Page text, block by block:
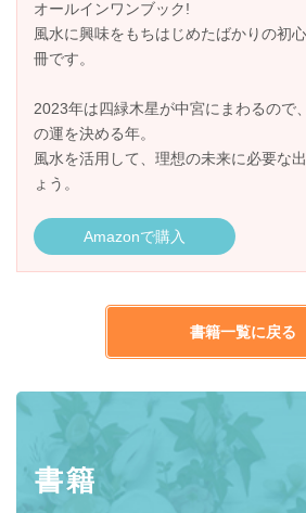
オールインワンブック!
風水に興味をもちはじめたばかりの初
冊です。
2023年は四緑木星が中宮にまわるので
の運を決める年。
風水を活用して、理想の未来に必要な
ょう。
Amazonで購入
書籍一覧に戻る
書籍